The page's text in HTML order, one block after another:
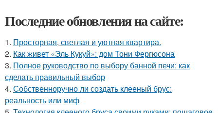
Последние обновления на сайте:
1. Просторная, светлая и уютная квартира.
2. Как живет «Эль Кукуй»: дом Тони Фергюсона
3. Полное руководство по выбору банной печи: как
сделать правильный выбор
4. Собственноручно ли создать клееный брус:
реальность или миф